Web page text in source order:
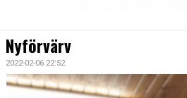
TRUPPEN
BILDGALLERI
Nyförvärv
2022-02-06 22:52